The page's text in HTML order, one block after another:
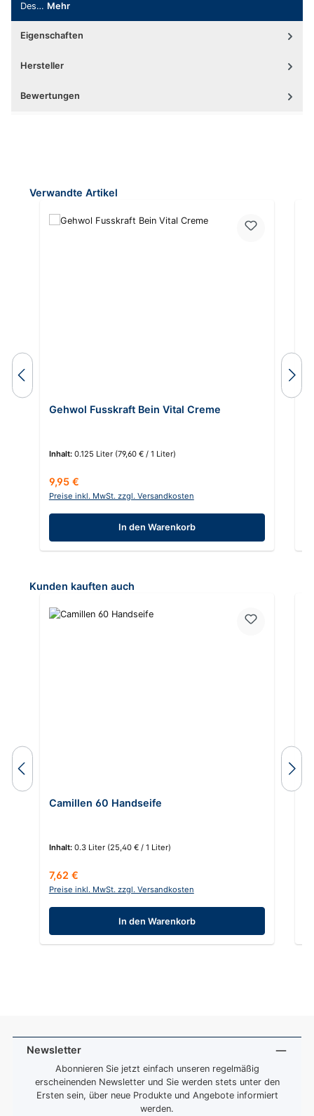
Des… Mehr
Eigenschaften
Hersteller
Bewertungen
Produktgalerie überspringen
Verwandte Artikel
Gehwol Fusskraft Bein Vital Creme
Inhalt: 0.125 Liter (79,60 € / 1 Liter)
Regulärer Preis:
9,95 €
Preise inkl. MwSt. zzgl. Versandkosten
In den Warenkorb
Produktgalerie überspringen
Kunden kauften auch
Camillen 60 Handseife
Inhalt: 0.3 Liter (25,40 € / 1 Liter)
Regulärer Preis:
7,62 €
Preise inkl. MwSt. zzgl. Versandkosten
In den Warenkorb
Newsletter
Abonnieren Sie jetzt einfach unseren regelmäßig
erscheinenden Newsletter und Sie werden stets unter den
Ersten sein, über neue Produkte und Angebote informiert
werden.